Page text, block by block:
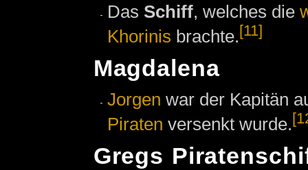
Das Schiff, welches die
Khorinis brachte.[11]
Magdalena
Jorgen war der Kapitän
Piraten versenkt wurde.
Gregs